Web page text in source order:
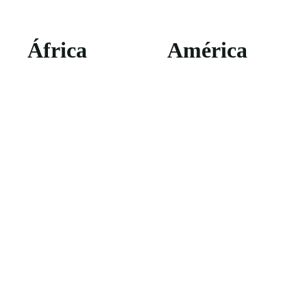
África América